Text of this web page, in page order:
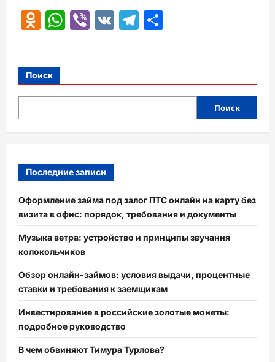
Odnoklassniki
WhatsApp
Viber
VK Telegram
Поиск
Поиск
Последние записи
Оформление займа под залог ПТС онлайн на карту без
визита в офис: порядок, требования и документы
Музыка ветра: устройство и принципы звучания
колокольчиков
Обзор онлайн-займов: условия выдачи, процентные
ставки и требования к заемщикам
Инвестирование в российские золотые монеты:
подробное руководство
В чем обвиняют Тимура Турлова?